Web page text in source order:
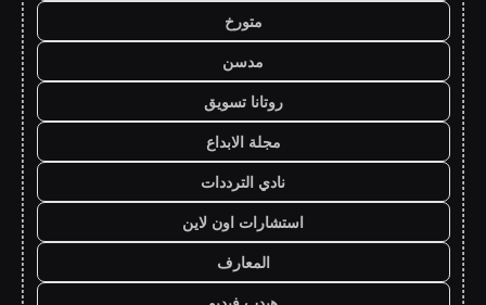
متورخ
مدسن
روتانا تسويق
مجلة الابداع
نادي الترددات
استشارات اون لاين
المعارف